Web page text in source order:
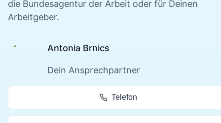
die Bundesagentur der Arbeit oder für Deinen
Arbeitgeber.
Antonia Brnics
Dein Ansprechpartner
Telefon